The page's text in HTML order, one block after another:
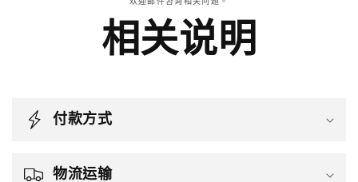
相关说明
付款方式
物流运输